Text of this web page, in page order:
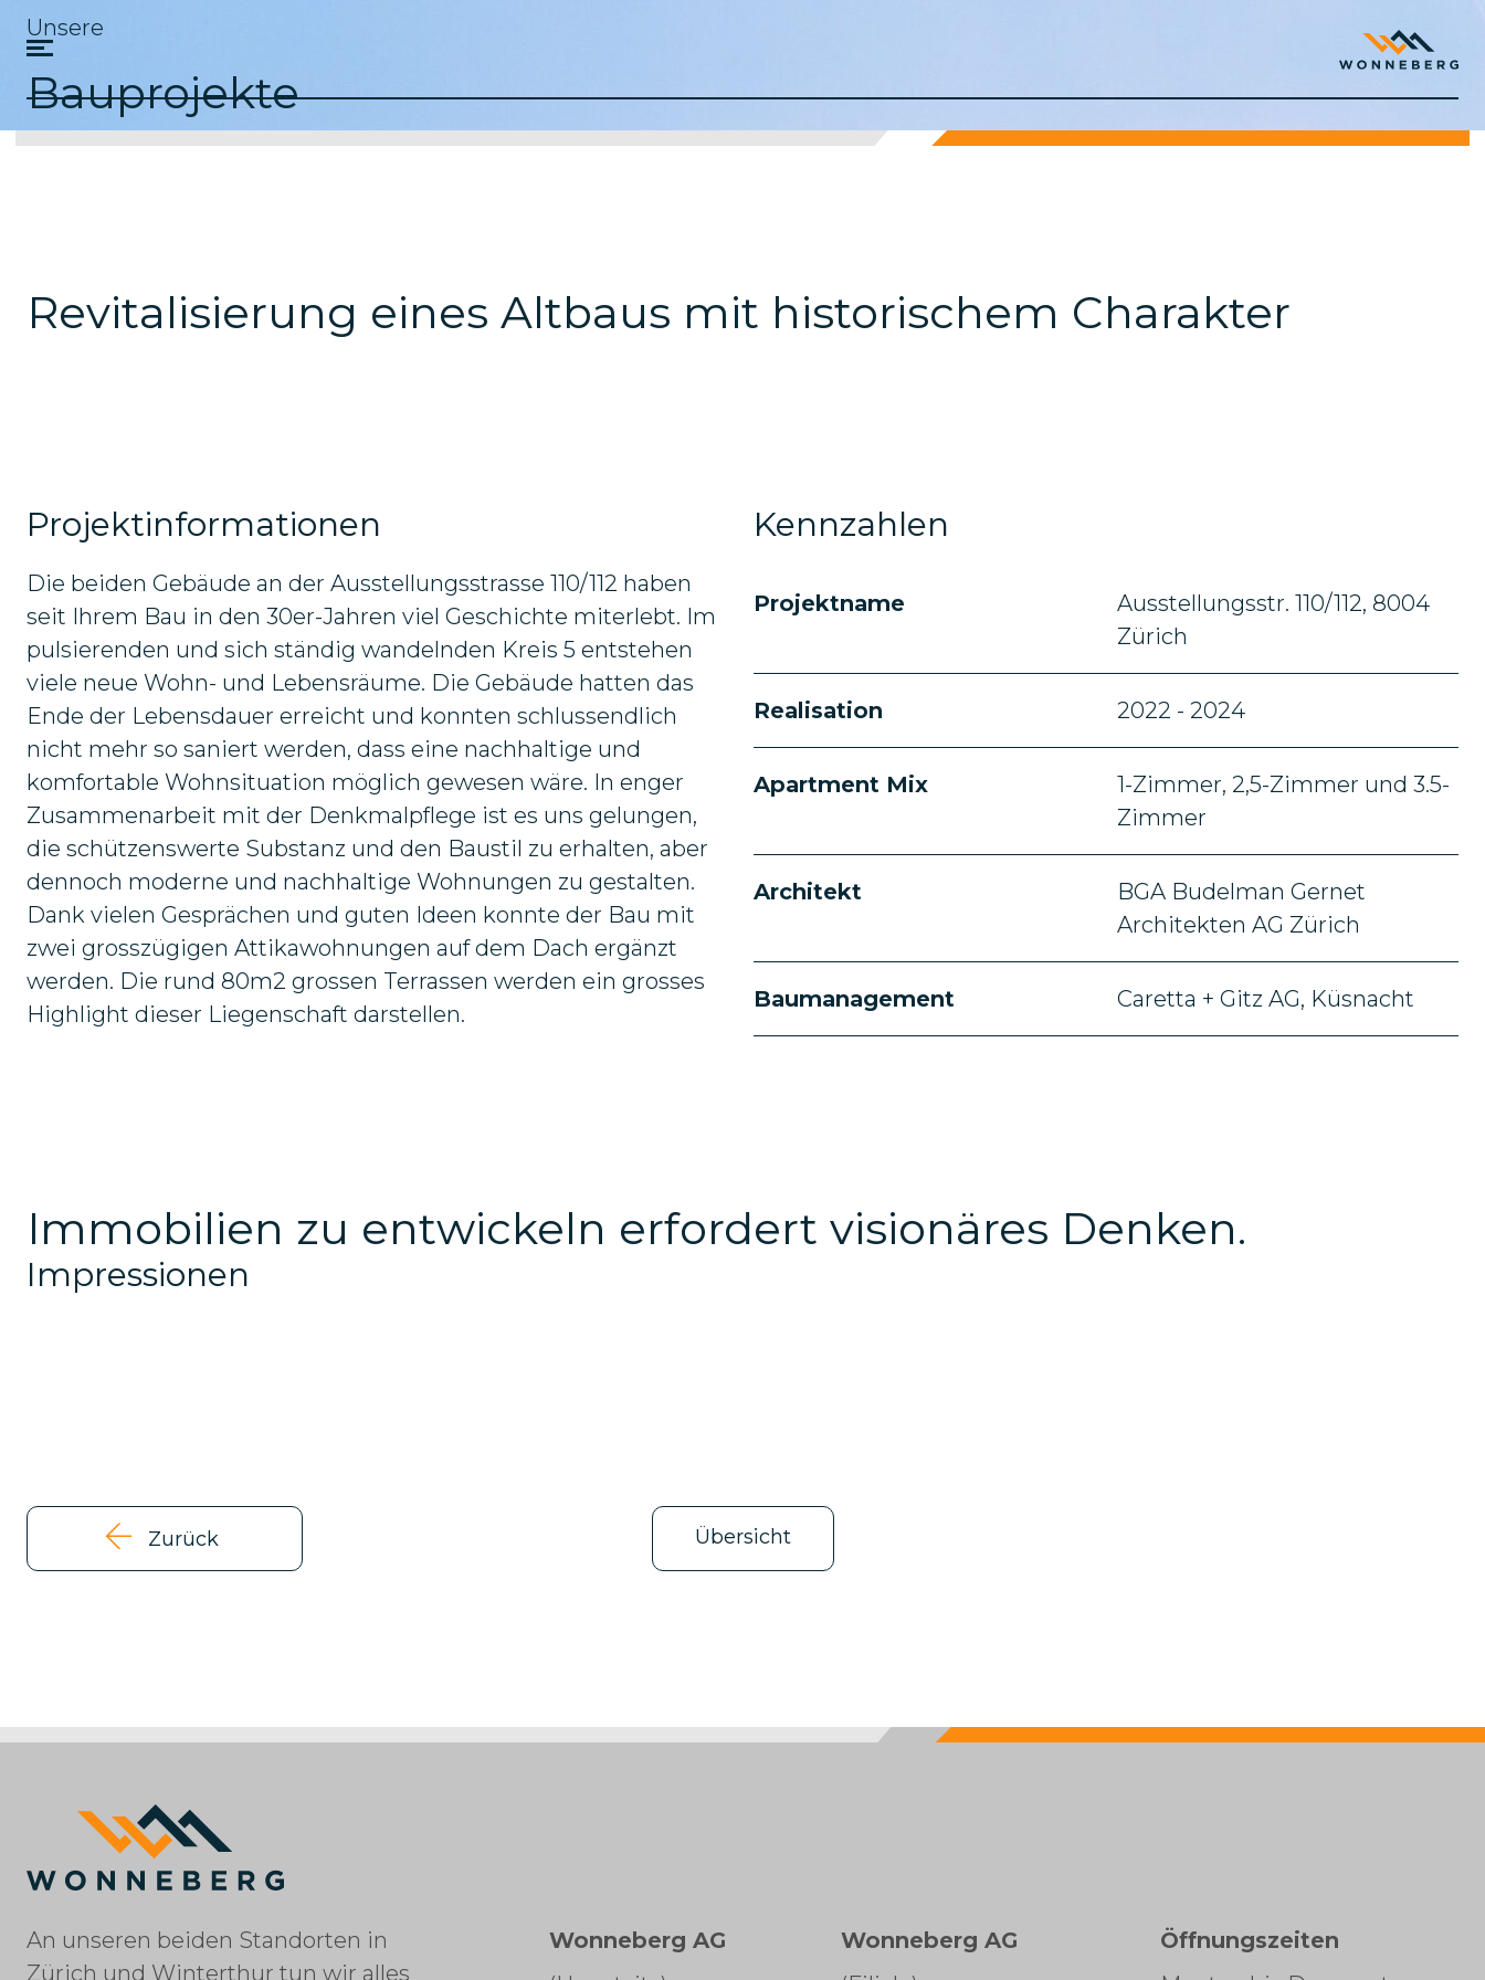
Unsere
Bauprojekte
Revitalisierung eines Altbaus mit historischem Charakter
Projektinformationen
Die beiden Gebäude an der Ausstellungsstrasse 110/112 haben
seit Ihrem Bau in den 30er-Jahren viel Geschichte miterlebt. Im
pulsierenden und sich ständig wandelnden Kreis 5 entstehen
viele neue Wohn- und Lebensräume. Die Gebäude hatten das
Ende der Lebensdauer erreicht und konnten schlussendlich
nicht mehr so saniert werden, dass eine nachhaltige und
komfortable Wohnsituation möglich gewesen wäre. In enger
Zusammenarbeit mit der Denkmalpflege ist es uns gelungen,
die schützenswerte Substanz und den Baustil zu erhalten, aber
dennoch moderne und nachhaltige Wohnungen zu gestalten.
Dank vielen Gesprächen und guten Ideen konnte der Bau mit
zwei grosszügigen Attikawohnungen auf dem Dach ergänzt
werden. Die rund 80m2 grossen Terrassen werden ein grosses
Highlight dieser Liegenschaft darstellen.
Kennzahlen
Projektname
Ausstellungsstr. 110/112, 8004
Zürich
Realisation 2022 - 2024
Apartment Mix
1-Zimmer, 2,5-Zimmer und 3.5-
Zimmer
Architekt
BGA Budelman Gernet
Architekten AG Zürich
Baumanagement Caretta + Gitz AG, Küsnacht
Immobilien zu entwickeln erfordert visionäres Denken.
Impressionen
Zurück Übersicht
An unseren beiden Standorten in
Zürich und Winterthur tun wir alles
Wonneberg AG
Wonneberg AG
Öffnungszeiten